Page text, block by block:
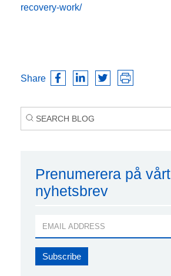
recovery-work/
Share
Prenumerera på vårt
nyhetsbrev